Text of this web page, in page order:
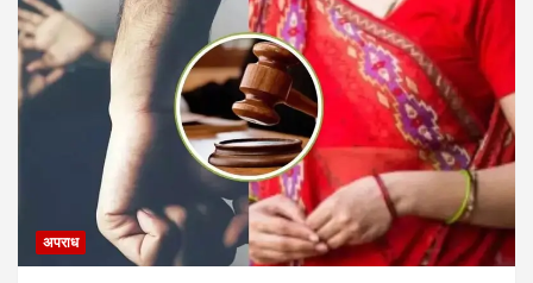
अपराध